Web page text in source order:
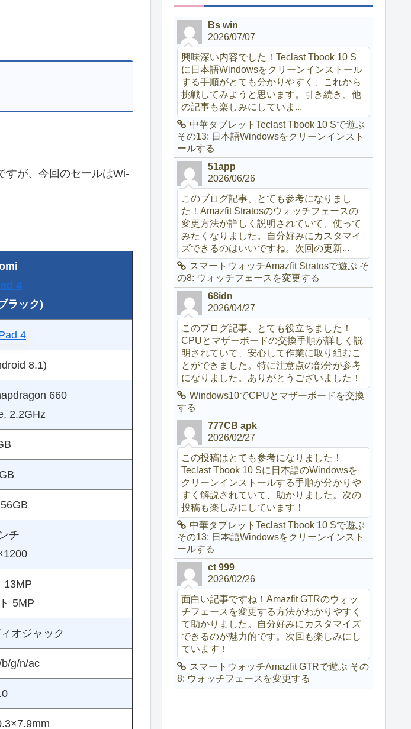
すが、今回のセールはWi-
4
ラック)
8.1)
660
2.2GHz
チ
13MP
5MP
オジャック
g/n/ac
Bs win
2026/07/07
興味深い内容でした！Teclast Tbook 10 S
に日本語Windowsをクリーンインストール
する手順がとても分かりやすく、これから
挑戦してみようと思います。引き続き、他
の記事も楽しみにしていま...
中華タブレットTeclast Tbook 10 Sで遊ぶ
その13: 日本語Windowsをクリーンインスト
ールする
51app
2026/06/26
このブログ記事、とても参考になりまし
た！Amazfit Stratosのウォッチフェースの
変更方法が詳しく説明されていて、使って
みたくなりました。自分好みにカスタマイ
ズできるのはいいですね。次回の更新...
スマートウォッチAmazfit Stratosで遊ぶ そ
の8: ウォッチフェースを変更する
68idn
2026/04/27
このブログ記事、とても役立ちました！
CPUとマザーボードの交換手順が詳しく説
明されていて、安心して作業に取り組むこ
とができました。特に注意点の部分が参考
になりました。ありがとうございました！
Windows10でCPUとマザーボードを交換
する
777CB apk
2026/02/27
この投稿はとても参考になりました！
Teclast Tbook 10 Sに日本語のWindowsを
クリーンインストールする手順が分かりや
すく解説されていて、助かりました。次の
投稿も楽しみにしています！
中華タブレットTeclast Tbook 10 Sで遊ぶ
その13: 日本語Windowsをクリーンインスト
ールする
ct 999
2026/02/26
面白い記事ですね！Amazfit GTRのウォッ
チフェースを変更する方法がわかりやすく
て助かりました。自分好みにカスタマイズ
できるのが魅力的です。次回も楽しみにし
ています！
スマートウォッチAmazfit GTRで遊ぶ その
8: ウォッチフェースを変更する